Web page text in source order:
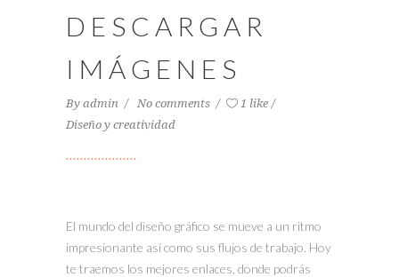
DESCARGAR
IMÁGENES
By admin No comments
1 like
Diseño y creatividad
El mundo del diseño gráfico se mueve a un ritmo
impresionante así como sus flujos de trabajo. Hoy
te traemos los mejores enlaces, donde podrás